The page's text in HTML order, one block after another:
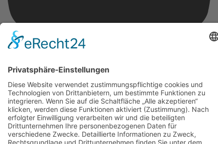
Geschützt durchSecurity by CleanTalk